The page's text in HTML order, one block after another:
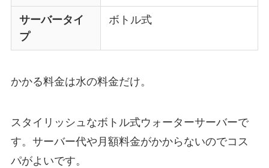
サーバータイ
プ
ボトル式
かかる料金は水の料金だけ。
スタイリッシュなボトル式ウォーターサーバーで
す。 サーバー代や月額料金がかからないのでコス
パがよいです。